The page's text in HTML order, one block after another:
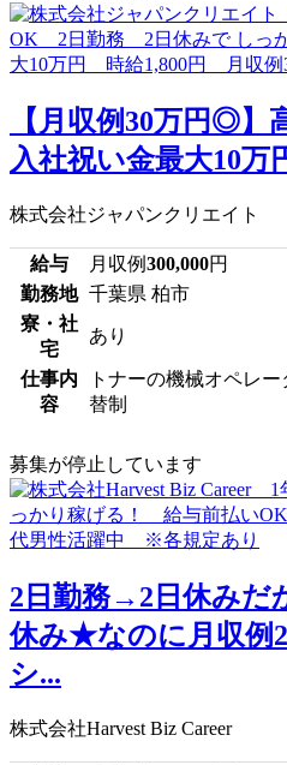
【月収例30万円◎】
入社祝い金最大10
株式会社ジャパンクリエイト
給与 月収例300,000円
勤務地 千葉県 柏市
寮・社
宅
あり
仕事内
容
トナーの機械オペレ
替制
募集が停止しています
2日勤務→2日休みだ
休み★なのに月収例
シ...
株式会社Harvest Biz Career